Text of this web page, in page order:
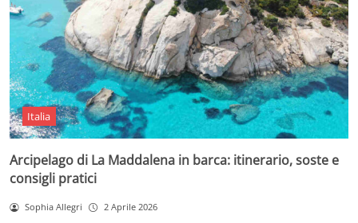
Italia
Arcipelago di La Maddalena in barca: itinerario, soste e
consigli pratici
Sophia Allegri 2 Aprile 2026